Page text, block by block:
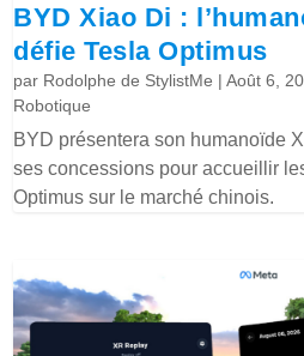
BYD Xiao Di :
défie Tesla Optimus
par Rodolphe de StylistMe |Août 6,
Robotique
BYD présentera son humanoïde
ses concessions pour accueillir
Optimus sur le marché chinois.